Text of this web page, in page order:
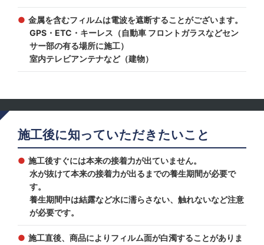
金属を含むフィルムは電波を遮断することがございます。
GPS・ETC・キーレス（自動車 フロントガラスなどセン
サー部の有る場所に施工）
室内テレビアンテナなど（建物）
施工後に知っていただきたいこと
施工後すぐには本来の接着力が出ていません。
水が抜けて本来の接着力が出るまでの養生期間が必要で
す。
養生期間中は結露など水に濡らさない、触れないなど注意
が必要です。
施工直後、商品によりフィルム面が白濁することがありま